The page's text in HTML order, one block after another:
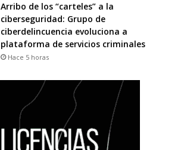
Arribo de los “carteles” a la
ciberseguridad: Grupo de
ciberdelincuencia evoluciona a
plataforma de servicios criminales
Hace 5 horas